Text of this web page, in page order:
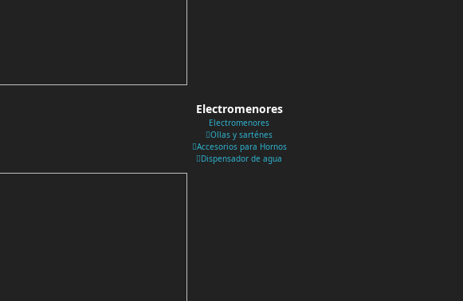
Electromenores
Electromenores
Ollas y sarténes
Accesorios para Hornos
Dispensador de agua